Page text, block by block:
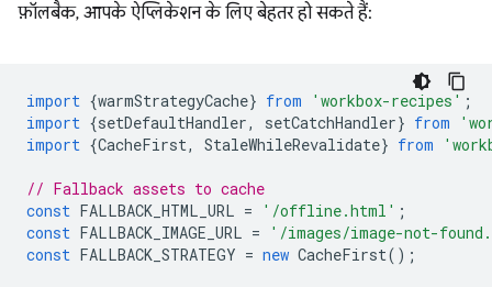
फ़ॉलबैक, आपके ऐप्लिकेशन के लिए बेहतर हो सकते हैं:
import {warmStrategyCache} from 'workbox-recipes' ;
import {setDefaultHandler, setCatchHandler} from
import {CacheFirst, StaleWhileRevalidate} from
// Fallback assets to cache
const FALLBACK_HTML_URL = '/offline.html' ;
const FALLBACK_IMAGE_URL =
'/images/image-not-
const FALLBACK_STRATEGY = new CacheFirst();